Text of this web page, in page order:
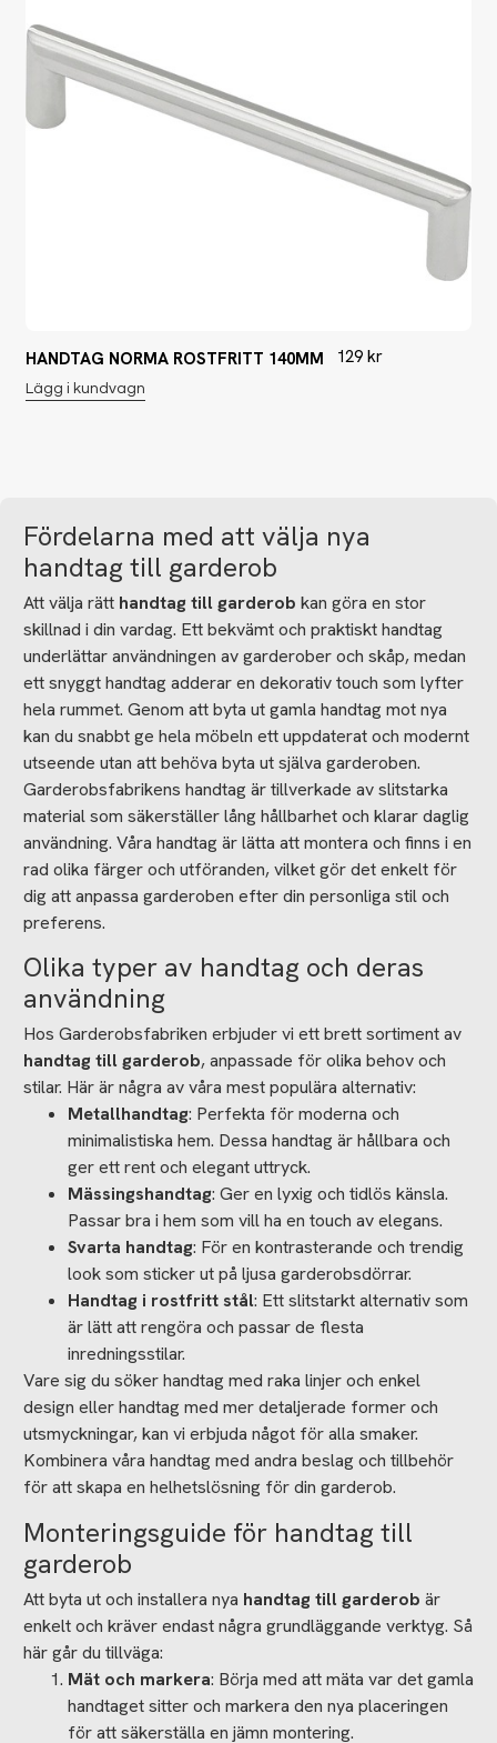
HANDTAG NORMA ROSTFRITT 140MM
Lägg i kundvagn
129 kr
Fördelarna med att välja nya
handtag till garderob
Att välja rätt handtag till garderob kan göra en stor
skillnad i din vardag. Ett bekvämt och praktiskt handtag
underlättar användningen av garderober och skåp, medan
ett snyggt handtag adderar en dekorativ touch som lyfter
hela rummet. Genom att byta ut gamla handtag mot nya
kan du snabbt ge hela möbeln ett uppdaterat och modernt
utseende utan att behöva byta ut själva garderoben.
Garderobsfabrikens handtag är tillverkade av slitstarka
material som säkerställer lång hållbarhet och klarar daglig
användning. Våra handtag är lätta att montera och finns i en
rad olika färger och utföranden, vilket gör det enkelt för
dig att anpassa garderoben efter din personliga stil och
preferens.
Olika typer av handtag och deras
användning
Hos Garderobsfabriken erbjuder vi ett brett sortiment av
handtag till garderob, anpassade för olika behov och
stilar. Här är några av våra mest populära alternativ:
Metallhandtag: Perfekta för moderna och
minimalistiska hem. Dessa handtag är hållbara och
ger ett rent och elegant uttryck.
Mässingshandtag: Ger en lyxig och tidlös känsla.
Passar bra i hem som vill ha en touch av elegans.
Svarta handtag: För en kontrasterande och trendig
look som sticker ut på ljusa garderobsdörrar.
Handtag i rostfritt stål: Ett slitstarkt alternativ som
är lätt att rengöra och passar de flesta
inredningsstilar.
Vare sig du söker handtag med raka linjer och enkel
design eller handtag med mer detaljerade former och
utsmyckningar, kan vi erbjuda något för alla smaker.
Kombinera våra handtag med andra beslag och tillbehör
för att skapa en helhetslösning för din garderob.
Monteringsguide för handtag till
garderob
Att byta ut och installera nya handtag till garderob är
enkelt och kräver endast några grundläggande verktyg. Så
här går du tillväga:
Mät och markera: Börja med att mäta var det gamla
handtaget sitter och markera den nya placeringen
för att säkerställa en jämn montering.